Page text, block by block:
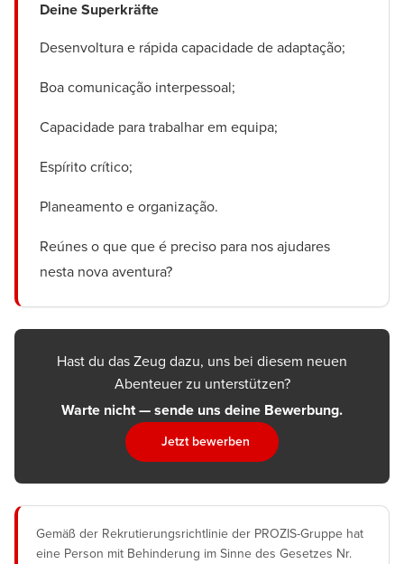
Deine Superkräfte
Desenvoltura e rápida capacidade de adaptação;
Boa comunicação interpessoal;
Capacidade para trabalhar em equipa;
Espírito crítico;
Planeamento e organização.
Reúnes o que que é preciso para nos ajudares
nesta nova aventura?
Hast du das Zeug dazu, uns bei diesem neuen
Abenteuer zu unterstützen?
Warte nicht — sende uns deine Bewerbung.
Jetzt bewerben
Gemäß der Rekrutierungsrichtlinie der PROZIS-Gruppe hat
eine Person mit Behinderung im Sinne des Gesetzes Nr.